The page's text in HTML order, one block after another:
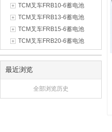
TCM叉车FRB10-6蓄电池
TCM叉车FRB13-6蓄电池
TCM叉车FRB15-6蓄电池
TCM叉车FRB20-6蓄电池
最近浏览
全部浏览历史